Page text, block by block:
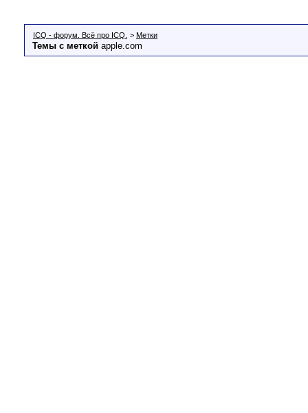
ICQ - форум. Всё про ICQ. > Метки
Темы с меткой apple.com